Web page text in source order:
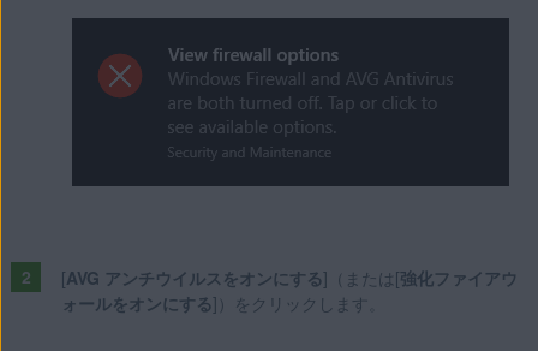
[AVG アンチウイルスをオンにする]（または[強化ファイアウ
ォールをオンにする]）をクリックします。